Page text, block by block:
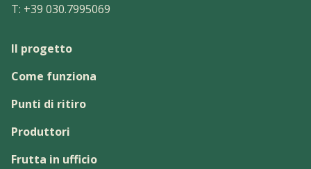
T: +39 030.7995069
Il progetto
Come funziona
Punti di ritiro
Produttori
Frutta in ufficio